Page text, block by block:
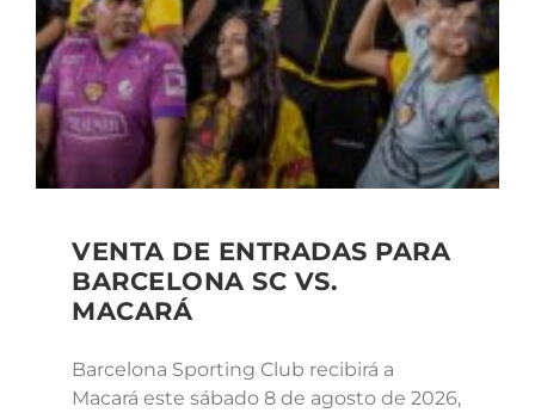
VENTA DE ENTRADAS PARA
BARCELONA SC VS.
MACARÁ
Barcelona Sporting Club recibirá a
Macará este sábado 8 de agosto de 2026,